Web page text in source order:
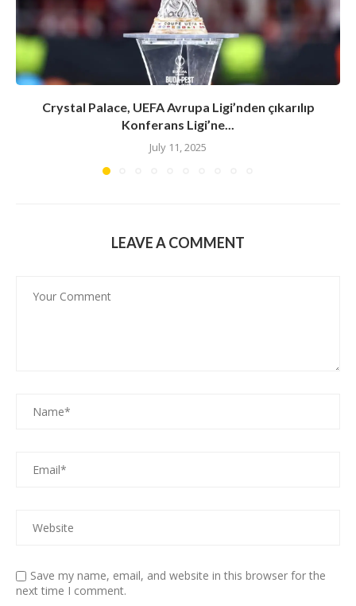
Crystal Palace, UEFA Avrupa Ligi’nden çıkarılıp
Konferans Ligi’ne...
July 11, 2025
LEAVE A COMMENT
Save my name, email, and website in this browser for the
next time I comment.